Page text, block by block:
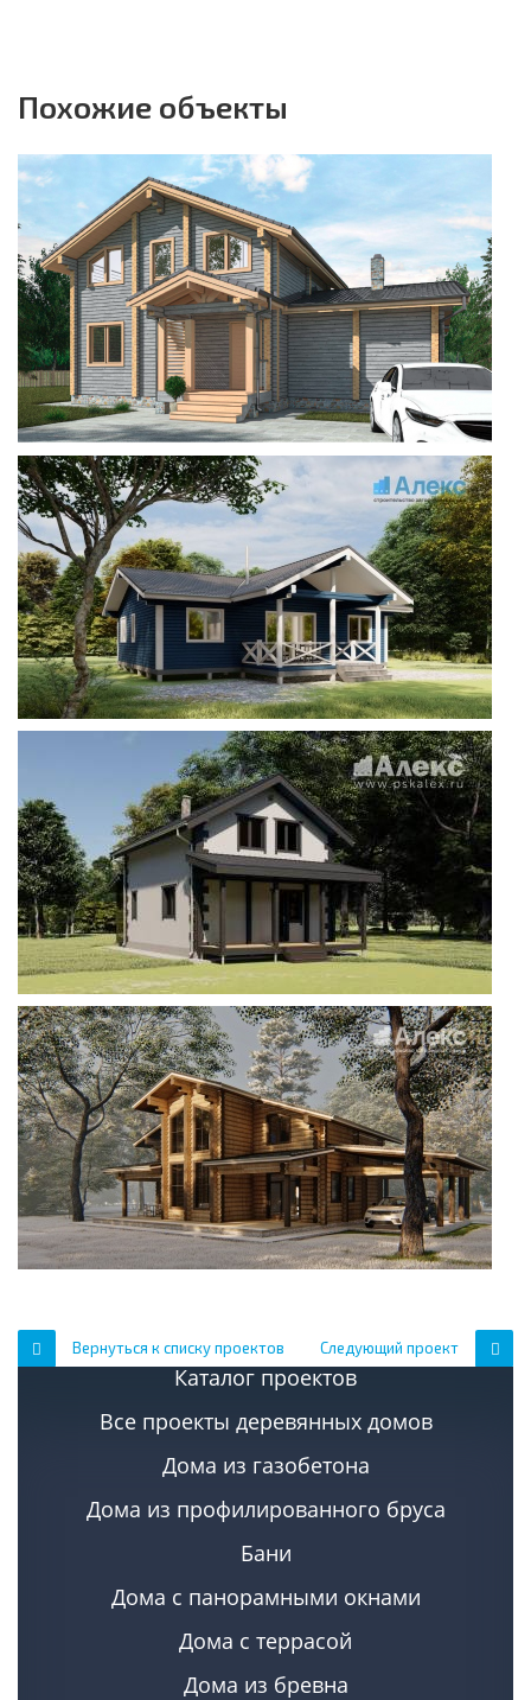
Похожие объекты
Вернуться к списку проектов Следующий проект
Каталог проектов
Все проекты деревянных домов
Дома из газобетона
Дома из профилированного бруса
Бани
Дома с панорамными окнами
Дома с террасой
Дома из бревна